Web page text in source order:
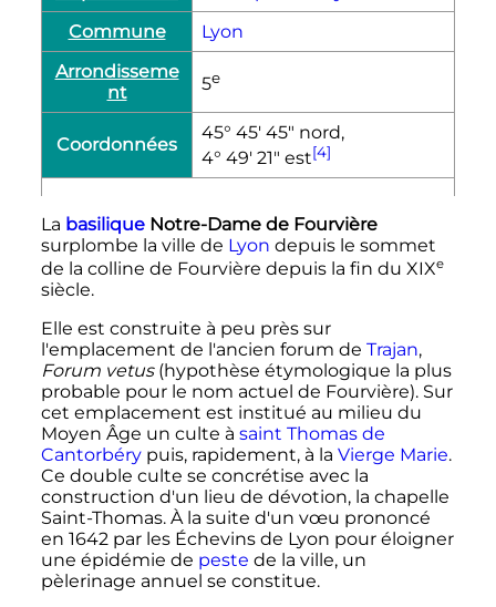
Commune
Lyon
Arrondisseme
nt
5e
Coordonnées
45° 45′ 45″ nord,
4° 49′ 21″ est[4]
La basiliqueNotre-Dame de Fourvière
surplombe la ville de Lyon depuis le sommet
de la colline de Fourvière depuis la fin du XIXe
siècle.
Elle est construite à peu près sur
l'emplacement de l'ancien forum de Trajan,
Forum vetus(hypothèse étymologique la plus
probable pour le nom actuel de Fourvière). Sur
cet emplacement est institué au milieu du
Moyen Âge un culte à saint Thomas de
Cantorbérypuis, rapidement, à la Vierge Marie.
Ce double culte se concrétise avec la
construction d'un lieu de dévotion, la chapelle
Saint-Thomas. À la suite d'un vœu prononcé
en 1642 par les Échevins de Lyon pour éloigner
une épidémie de peste de la ville, un
pèlerinage annuel se constitue.